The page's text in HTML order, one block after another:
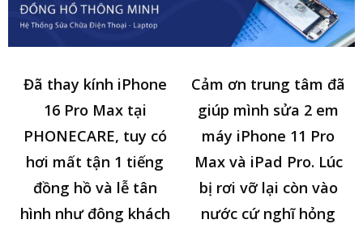
Đã thay kính iPhone
16 Pro Max tại
PHONECARE, tuy có
hơi mất tận 1 tiếng
đồng hồ và lễ tân
hình như đông khách
Cảm ơn trung tâm đã
giúp mình sửa 2 em
máy iPhone 11 Pro
Max và iPad Pro. Lúc
bị rơi vỡ lại còn vào
nước cứ nghĩ hỏng